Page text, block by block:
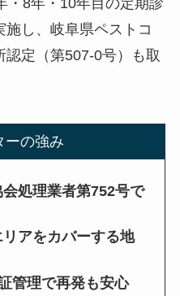
・8年・10年目の定期診
し、岐阜県ペストコ
認定（第507-0号）も取
ーの強み
処理業者第752号で
アをカバーする地
管理で再発も安心